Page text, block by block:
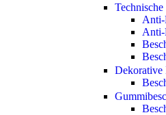
Anti-
Anti-
Dekorative